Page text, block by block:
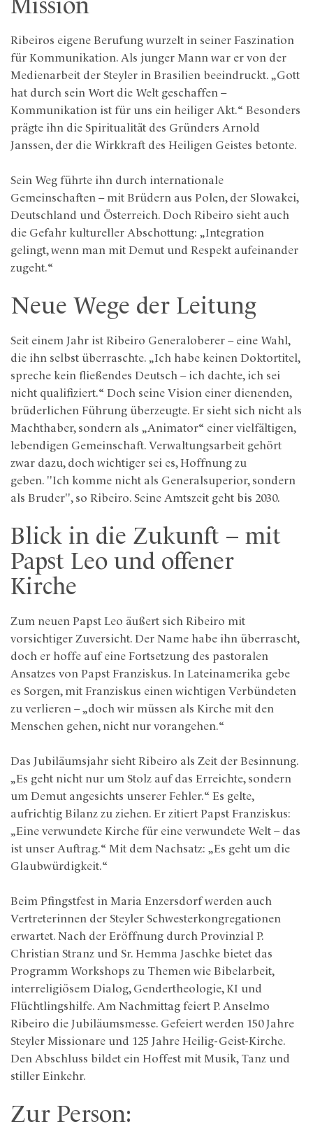
Mission
Ribeiros eigene Berufung wurzelt in seiner Faszination
für Kommunikation. Als junger Mann war er von der
Medienarbeit der Steyler in Brasilien beeindruckt. „Gott
hat durch sein Wort die Welt geschaffen –
Kommunikation ist für uns ein heiliger Akt.“ Besonders
prägte ihn die Spiritualität des Gründers Arnold
Janssen, der die Wirkkraft des Heiligen Geistes betonte.
Sein Weg führte ihn durch internationale
Gemeinschaften – mit Brüdern aus Polen, der Slowakei,
Deutschland und Österreich. Doch Ribeiro sieht auch
die Gefahr kultureller Abschottung: „Integration
gelingt, wenn man mit Demut und Respekt aufeinander
zugeht.“
Neue Wege der Leitung
Seit einem Jahr ist Ribeiro Generaloberer – eine Wahl,
die ihn selbst überraschte. „Ich habe keinen Doktortitel,
spreche kein fließendes Deutsch – ich dachte, ich sei
nicht qualifiziert.“ Doch seine Vision einer dienenden,
brüderlichen Führung überzeugte. Er sieht sich nicht als
Machthaber, sondern als „Animator“ einer vielfältigen,
lebendigen Gemeinschaft. Verwaltungsarbeit gehört
zwar dazu, doch wichtiger sei es, Hoffnung zu
geben. "Ich komme nicht als Generalsuperior, sondern
als Bruder", so Ribeiro. Seine Amtszeit geht bis 2030.
Blick in die Zukunft – mit
Papst Leo und offener
Kirche
Zum neuen Papst Leo äußert sich Ribeiro mit
vorsichtiger Zuversicht. Der Name habe ihn überrascht,
doch er hoffe auf eine Fortsetzung des pastoralen
Ansatzes von Papst Franziskus. In Lateinamerika gebe
es Sorgen, mit Franziskus einen wichtigen Verbündeten
zu verlieren – „doch wir müssen als Kirche mit den
Menschen gehen, nicht nur vorangehen.“
Das Jubiläumsjahr sieht Ribeiro als Zeit der Besinnung.
„Es geht nicht nur um Stolz auf das Erreichte, sondern
um Demut angesichts unserer Fehler.“ Es gelte,
aufrichtig Bilanz zu ziehen. Er zitiert Papst Franziskus:
„Eine verwundete Kirche für eine verwundete Welt – das
ist unser Auftrag.“ Mit dem Nachsatz: „Es geht um die
Glaubwürdigkeit.“
Beim Pfingstfest in Maria Enzersdorf werden auch
Vertreterinnen der Steyler Schwesterkongregationen
erwartet. Nach der Eröffnung durch Provinzial P.
Christian Stranz und Sr. Hemma Jaschke bietet das
Programm Workshops zu Themen wie Bibelarbeit,
interreligiösem Dialog, Gendertheologie, KI und
Flüchtlingshilfe. Am Nachmittag feiert P. Anselmo
Ribeiro die Jubiläumsmesse. Gefeiert werden 150 Jahre
Steyler Missionare und 125 Jahre Heilig-Geist-Kirche.
Den Abschluss bildet ein Hoffest mit Musik, Tanz und
stiller Einkehr.
Zur Person: